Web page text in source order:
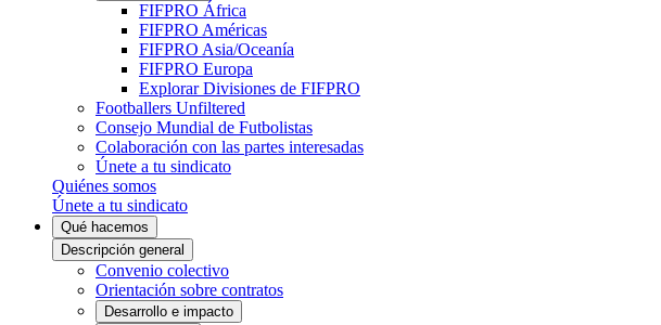
FIFPRO África
FIFPRO Américas
FIFPRO Asia/Oceanía
FIFPRO Europa
Explorar Divisiones de FIFPRO
Footballers Unfiltered
Consejo Mundial de Futbolistas
Colaboración con las partes interesadas
Únete a tu sindicato
Quiénes somos
Únete a tu sindicato
Qué hacemos
Descripción general
Convenio colectivo
Orientación sobre contratos
Desarrollo e impacto